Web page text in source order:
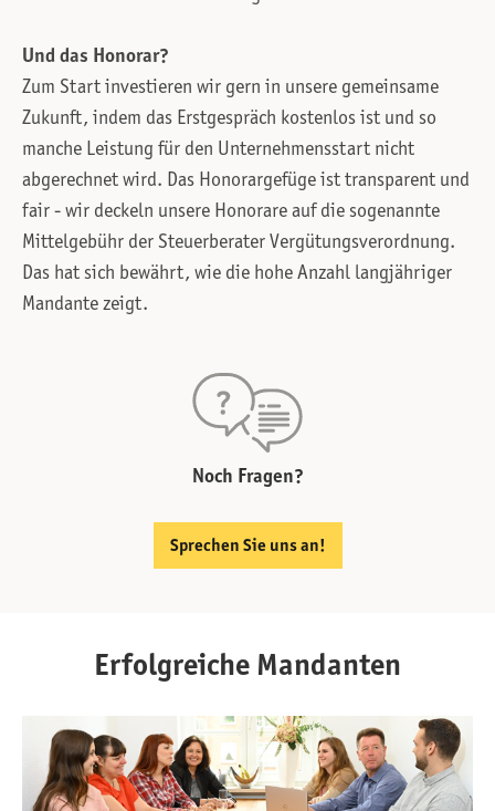
Und das Honorar?
Zum Start investieren wir gern in unsere gemeinsame
Zukunft, indem das Erstgespräch kostenlos ist und so
manche Leistung für den Unternehmensstart nicht
abgerechnet wird. Das Honorargefüge ist transparent und
fair - wir deckeln unsere Honorare auf die sogenannte
Mittelgebühr der Steuerberater Vergütungsverordnung.
Das hat sich bewährt, wie die hohe Anzahl langjähriger
Mandante zeigt.
Noch Fragen?
Sprechen Sie uns an!
Erfolgreiche Mandanten